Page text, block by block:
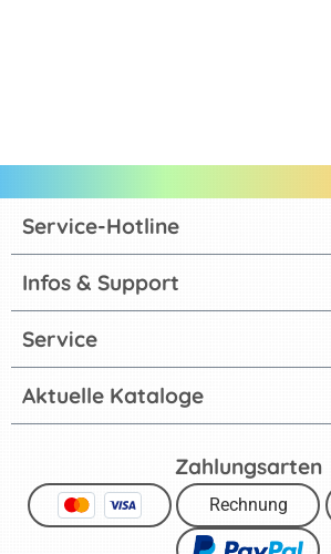
Aktuelle Kataloge
Service-Hotline
Infos & Support
Service
Zahlungsarten
Rechnung